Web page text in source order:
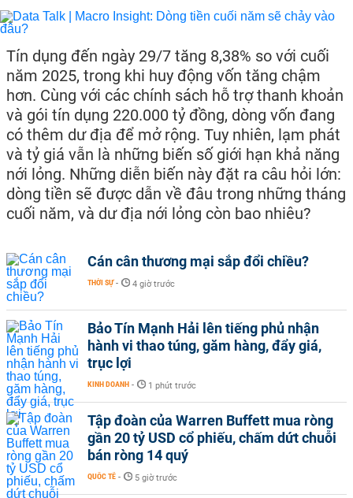
Tín dụng đến ngày 29/7 tăng 8,38% so với cuối
năm 2025, trong khi huy động vốn tăng chậm
hơn. Cùng với các chính sách hỗ trợ thanh khoản
và gói tín dụng 220.000 tỷ đồng, dòng vốn đang
có thêm dư địa để mở rộng. Tuy nhiên, lạm phát
và tỷ giá vẫn là những biến số giới hạn khả năng
nới lỏng. Những diễn biến này đặt ra câu hỏi lớn:
dòng tiền sẽ được dẫn về đâu trong những tháng
cuối năm, và dư địa nới lỏng còn bao nhiêu?
Cán cân thương mại sắp đổi chiều?
THỜI SỰ - 4 giờ trước
Bảo Tín Mạnh Hải lên tiếng phủ nhận
hành vi thao túng, găm hàng, đẩy giá,
trục lợi
KINH DOANH - 1 phút trước
Tập đoàn của Warren Buffett mua ròng
gần 20 tỷ USD cổ phiếu, chấm dứt chuỗi
bán ròng 14 quý
QUỐC TẾ - 5 giờ trước